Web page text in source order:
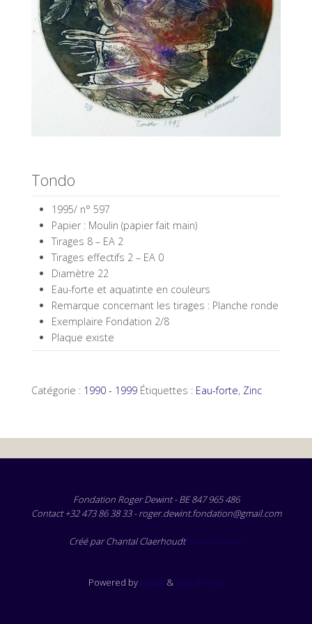
Tondo
1995/ n° 597
Papier : Moulin (papier fait main)
Tirages 8 – EA 2
Tirages effectifs 2 – EA 0
Diamètre 22
Eau-forte et aquatinte en couleurs
Remarque concernant les tirages : Planche ronde
Exemplaire Fondation 2/8
Plaque existe
Catégorie : 1990 - 1999 Étiquettes : Eau-forte, Zinc
Fondation Roger Dewint - BE 847 965 486
Contact +32 473 86 38 33 - roger.dewint.fondation@gmail.com
Créé par Chantal Claerhoudtlien et contact
Powered by Fluida &WordPress.